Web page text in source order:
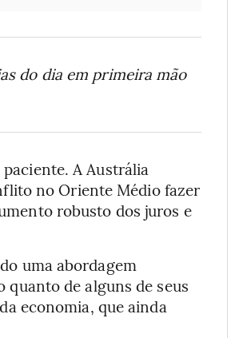
do dia em primeira mão
A Austrália
no Oriente Médio fazer
robusto dos juros e
uma abordagem
de alguns de seus
economia, que ainda